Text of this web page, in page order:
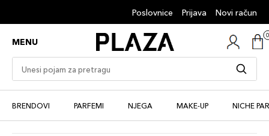
Poslovnice Prijava Novi račun
MENU
BRENDOVI PARFEMI NJEGA MAKE-UP NICHE